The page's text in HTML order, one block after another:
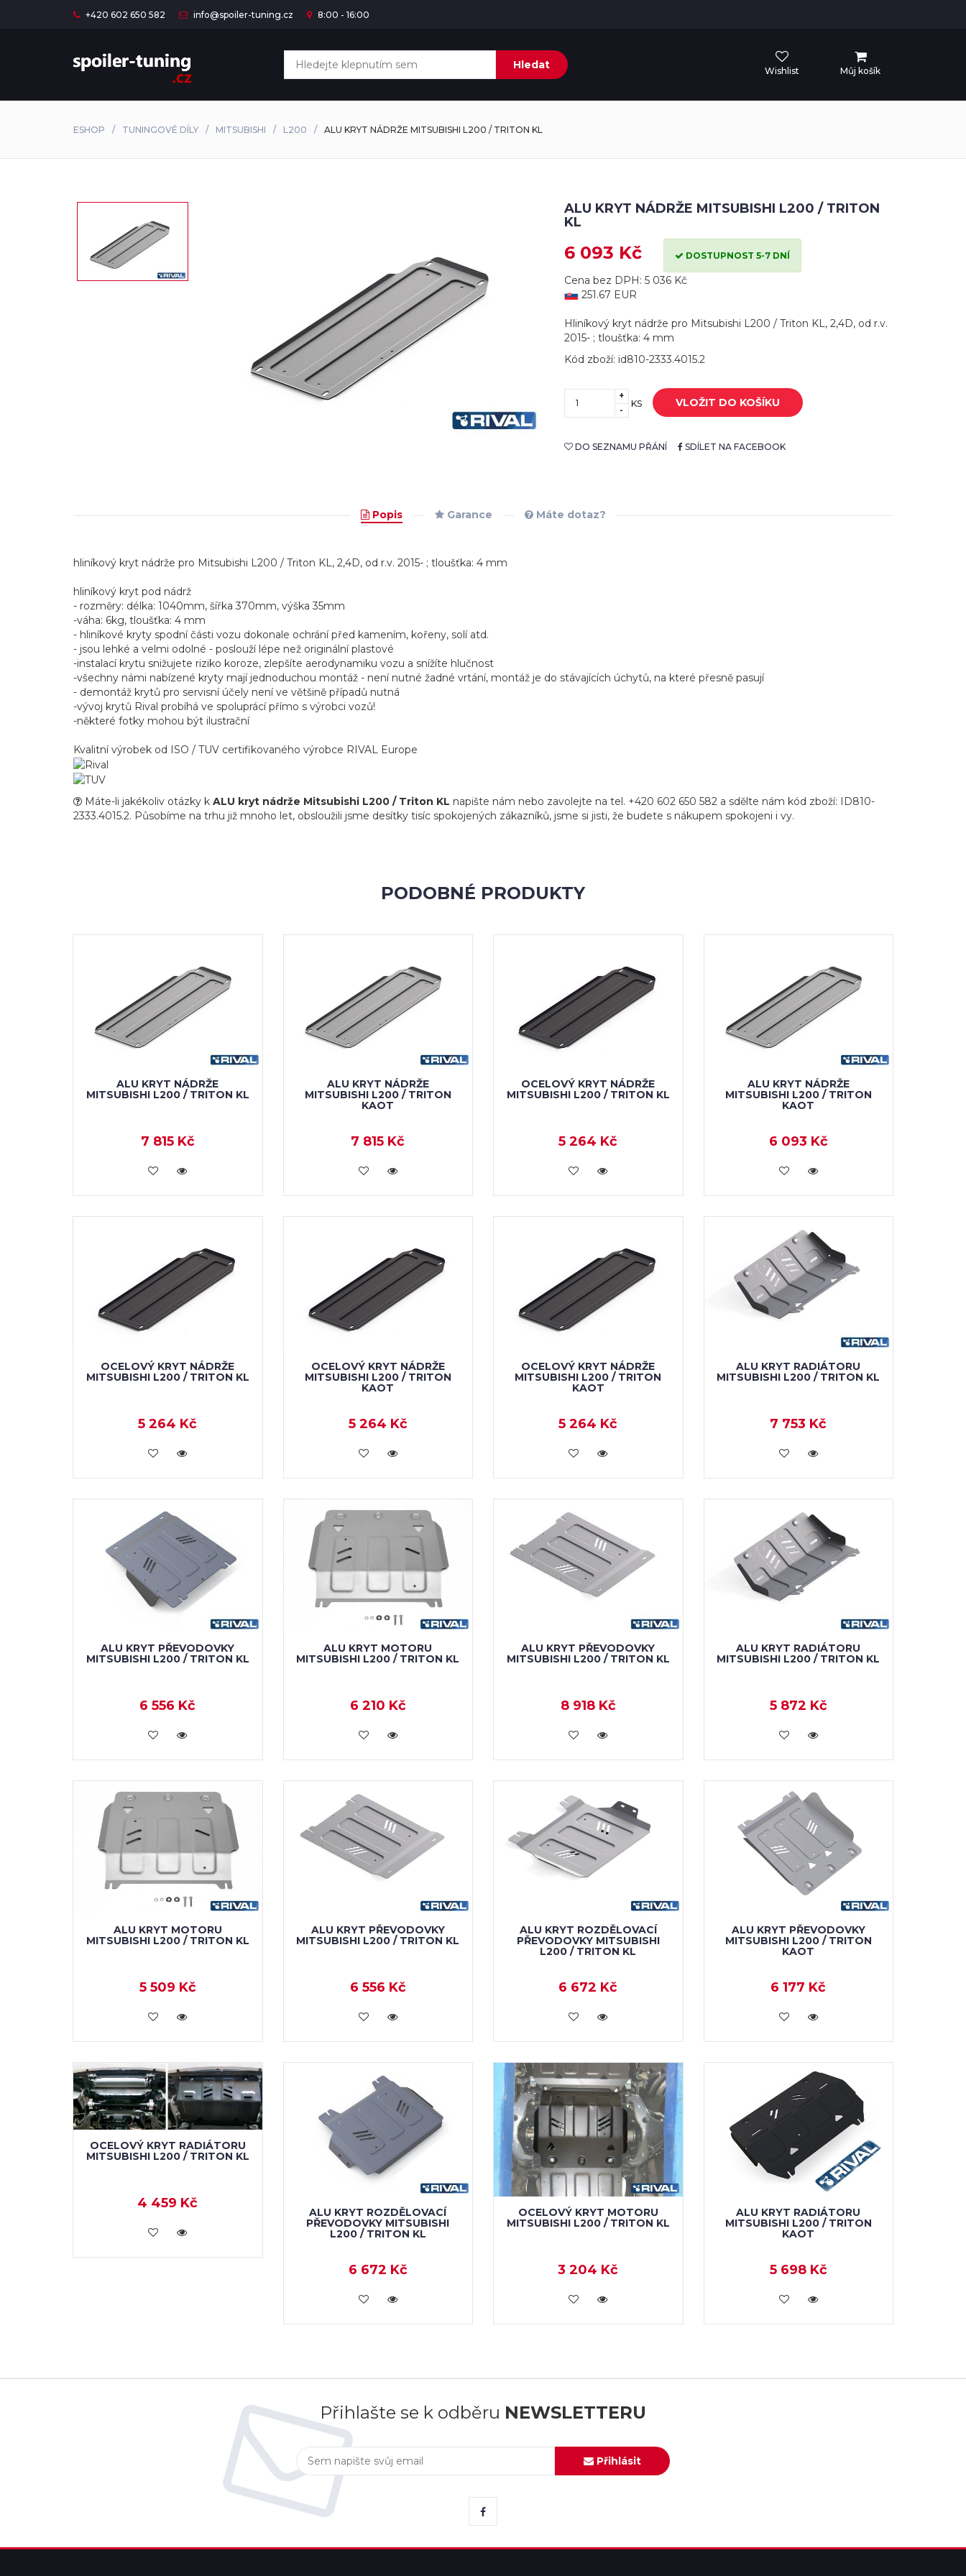
+420 602 650 582 info@spoiler-tuning.cz 8:00 - 16:00
Hledat Wishlist Můj košík
ESHOP TUNINGOVÉ DÍLY MITSUBISHI L200 ALU KRYT NÁDRŽE MITSUBISHI L200 / TRITON KL
ALU KRYT NÁDRŽE MITSUBISHI L200 / TRITON
KL
6 093 Kč DOSTUPNOST 5-7 DNÍ
Cena bez DPH: 5 036 Kč
251.67 EUR
Hliníkový kryt nádrže pro Mitsubishi L200 / Triton KL, 2,4D, od r.v.
2015- ; tloušťka: 4 mm
Kód zboží: id810-2333.4015.2
+
-
KS VLOŽIT DO KOŠÍKU
DO SEZNAMU PŘÁNÍ SDÍLET NA FACEBOOK
Popis Garance Máte dotaz?
hliníkový kryt nádrže pro Mitsubishi L200 / Triton KL, 2,4D, od r.v. 2015- ; tloušťka: 4 mm
hliníkový kryt pod nádrž
- rozměry: délka: 1040mm, šířka 370mm, výška 35mm
-váha: 6kg, tloušťka: 4 mm
- hliníkové kryty spodní části vozu dokonale ochrání před kamením, kořeny, solí atd.
- jsou lehké a velmi odolné - poslouží lépe než originální plastové
-instalací krytu snižujete riziko koroze, zlepšíte aerodynamiku vozu a snížíte hlučnost
-všechny námi nabízené kryty mají jednoduchou montáž - není nutné žadné vrtání, montáž je do stávajících úchytů, na které přesně pasují
- demontáž krytů pro servisní účely není ve většině případů nutná
-vývoj krytů Rival probíhá ve spoluprácí přímo s výrobci vozů!
-některé fotky mohou být ilustrační
Kvalitní výrobek od ISO / TUV certifikovaného výrobce RIVAL Europe
Máte-li jakékoliv otázky k ALU kryt nádrže Mitsubishi L200 / Triton KL napište nám nebo zavolejte na tel. +420 602 650 582 a sdělte nám kód zboží: ID810-
2333.4015.2. Působíme na trhu již mnoho let, obsloužili jsme desítky tisíc spokojených zákazníků, jsme si jisti, že budete s nákupem spokojeni i vy.
PODOBNÉ PRODUKTY
ALU KRYT NÁDRŽE
MITSUBISHI L200 / TRITON KL
7 815 Kč
KOUPIT
ALU KRYT NÁDRŽE
MITSUBISHI L200 / TRITON
KAOT
7 815 Kč
KOUPIT
OCELOVÝ KRYT NÁDRŽE
MITSUBISHI L200 / TRITON KL
5 264 Kč
KOUPIT
ALU KRYT NÁDRŽE
MITSUBISHI L200 / TRITON
KAOT
6 093 Kč
KOUPIT
OCELOVÝ KRYT NÁDRŽE
MITSUBISHI L200 / TRITON KL
5 264 Kč
KOUPIT
OCELOVÝ KRYT NÁDRŽE
MITSUBISHI L200 / TRITON
KAOT
5 264 Kč
KOUPIT
OCELOVÝ KRYT NÁDRŽE
MITSUBISHI L200 / TRITON
KAOT
5 264 Kč
KOUPIT
ALU KRYT RADIÁTORU
MITSUBISHI L200 / TRITON KL
7 753 Kč
KOUPIT
ALU KRYT PŘEVODOVKY
MITSUBISHI L200 / TRITON KL
6 556 Kč
KOUPIT
ALU KRYT MOTORU
MITSUBISHI L200 / TRITON KL
6 210 Kč
KOUPIT
ALU KRYT PŘEVODOVKY
MITSUBISHI L200 / TRITON KL
8 918 Kč
KOUPIT
ALU KRYT RADIÁTORU
MITSUBISHI L200 / TRITON KL
5 872 Kč
KOUPIT
ALU KRYT MOTORU
MITSUBISHI L200 / TRITON KL
5 509 Kč
KOUPIT
ALU KRYT PŘEVODOVKY
MITSUBISHI L200 / TRITON KL
6 556 Kč
KOUPIT
ALU KRYT ROZDĚLOVACÍ
PŘEVODOVKY MITSUBISHI
L200 / TRITON KL
6 672 Kč
KOUPIT
ALU KRYT PŘEVODOVKY
MITSUBISHI L200 / TRITON
KAOT
6 177 Kč
KOUPIT
OCELOVÝ KRYT RADIÁTORU
MITSUBISHI L200 / TRITON KL
4 459 Kč
KOUPIT
ALU KRYT ROZDĚLOVACÍ
PŘEVODOVKY MITSUBISHI
L200 / TRITON KL
6 672 Kč
KOUPIT
OCELOVÝ KRYT MOTORU
MITSUBISHI L200 / TRITON KL
3 204 Kč
KOUPIT
ALU KRYT RADIÁTORU
MITSUBISHI L200 / TRITON
KAOT
5 698 Kč
KOUPIT
Přihlašte se k odběru NEWSLETTERU
Přihlásit